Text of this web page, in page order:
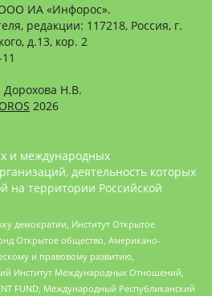
ИА «Инфорос».
редакции: 117218, Россия, г.
д.13, кор. 2
Дорохова Н.В.
2026
и международных
деятельность которых
на территории Российской
демократии, Институт Открытое
Открытое общество, Американо-
и правовому развитию,
Институт Международных Отношений,
FUND, Международный Республиканский